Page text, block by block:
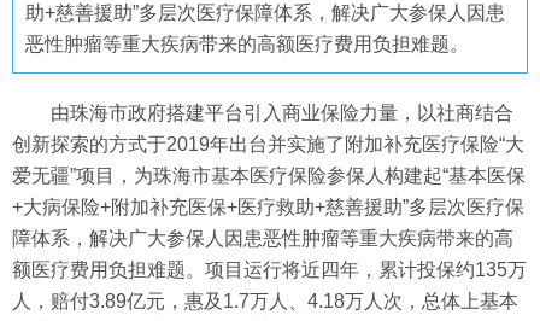
助+慈善援助”多层次医疗保障体系，解决广大参保人因患
恶性肿瘤等重大疾病带来的高额医疗费用负担难题。
由珠海市政府搭建平台引入商业保险力量，以社商结合
创新探索的方式于2019年出台并实施了附加补充医疗保险“大
爱无疆”项目，为珠海市基本医疗保险参保人构建起“基本医保
+大病保险+附加补充医保+医疗救助+慈善援助”多层次医疗保
障体系，解决广大参保人因患恶性肿瘤等重大疾病带来的高
额医疗费用负担难题。项目运行将近四年，累计投保约135万
人，赔付3.89亿元，惠及1.7万人、4.18万人次，总体上基本